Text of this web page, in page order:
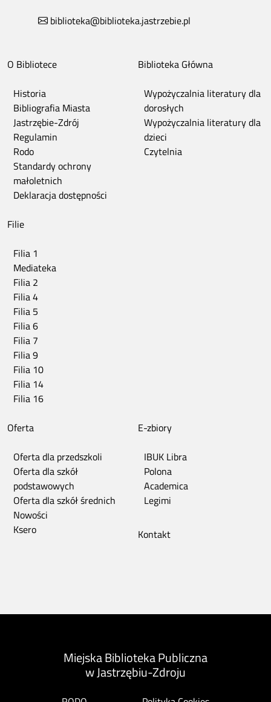
biblioteka@biblioteka.jastrzebie.pl
O Bibliotece
Historia
Bibliografia Miasta
Jastrzębie-Zdrój
Regulamin
Rodo
Standardy ochrony
małoletnich
Deklaracja dostępności
Biblioteka Główna
Wypożyczalnia literatury dla
dorosłych
Wypożyczalnia literatury dla
dzieci
Czytelnia
Filie
Filia 1
Mediateka
Filia 2
Filia 4
Filia 5
Filia 6
Filia 7
Filia 9
Filia 10
Filia 14
Filia 16
Oferta
Oferta dla przedszkoli
Oferta dla szkół
podstawowych
Oferta dla szkół średnich
Nowości
Ksero
E-zbiory
IBUK Libra
Polona
Academica
Legimi
Kontakt
Miejska Biblioteka Publiczna
w Jastrzębiu-Zdroju